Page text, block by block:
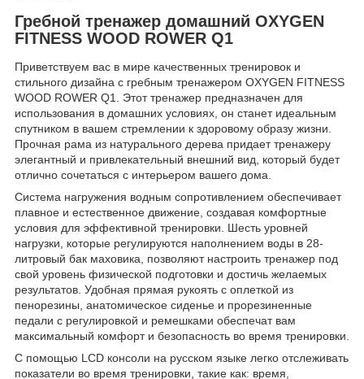
Гребной тренажер домашний OXYGEN
FITNESS WOOD ROWER Q1
Приветствуем вас в мире качественных тренировок и
стильного дизайна с гребным тренажером OXYGEN FITNESS
WOOD ROWER Q1. Этот тренажер предназначен для
использования в домашних условиях, он станет идеальным
спутником в вашем стремлении к здоровому образу жизни.
Прочная рама из натурального дерева придает тренажеру
элегантный и привлекательный внешний вид, который будет
отлично сочетаться с интерьером вашего дома.
Система нагружения водным сопротивлением обеспечивает
плавное и естественное движение, создавая комфортные
условия для эффективной тренировки. Шесть уровней
нагрузки, которые регулируются наполнением воды в 28-
литровый бак маховика, позволяют настроить тренажер под
свой уровень физической подготовки и достичь желаемых
результатов. Удобная прямая рукоять с оплеткой из
пенорезины, анатомическое сиденье и прорезиненные
педали с регулировкой и ремешками обеспечат вам
максимальный комфорт и безопасность во время тренировки.
С помощью LCD консоли на русском языке легко отслеживать
показатели во время тренировки, такие как: время,